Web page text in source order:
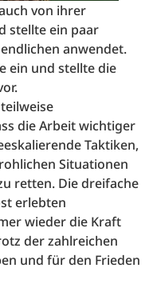
von ihrer
stellte ein paar
anwendet.
ein und stellte die
die Arbeit wichtiger
Taktiken,
Situationen
retten. Die dreifache
erlebten
wieder die Kraft
der zahlreichen
und für den Frieden